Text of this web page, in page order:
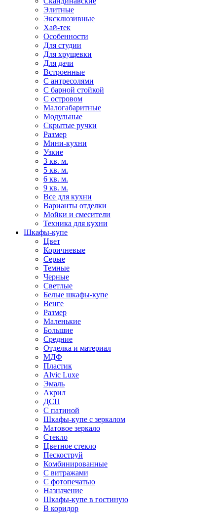
Элитные
Эксклюзивные
Хай-тек
Особенности
Для студии
Для хрущевки
Для дачи
Встроенные
С антресолями
С барной стойкой
С островом
Малогабаритные
Модульные
Скрытые ручки
Размер
Мини-кухни
Узкие
3 кв. м.
5 кв. м.
6 кв. м.
9 кв. м.
Все для кухни
Варианты отделки
Мойки и смесители
Техника для кухни
Шкафы-купе
Цвет
Коричневые
Серые
Темные
Черные
Светлые
Белые шкафы-купе
Венге
Размер
Маленькие
Большие
Средние
Отделка и материал
МДФ
Пластик
Alvic Luxe
Эмаль
Акрил
ДСП
С патиной
Шкафы-купе с зеркалом
Матовое зеркало
Стекло
Цветное стекло
Пескоструй
Комбинированные
С витражами
С фотопечатью
Назначение
Шкафы-купе в гостиную
В коридор